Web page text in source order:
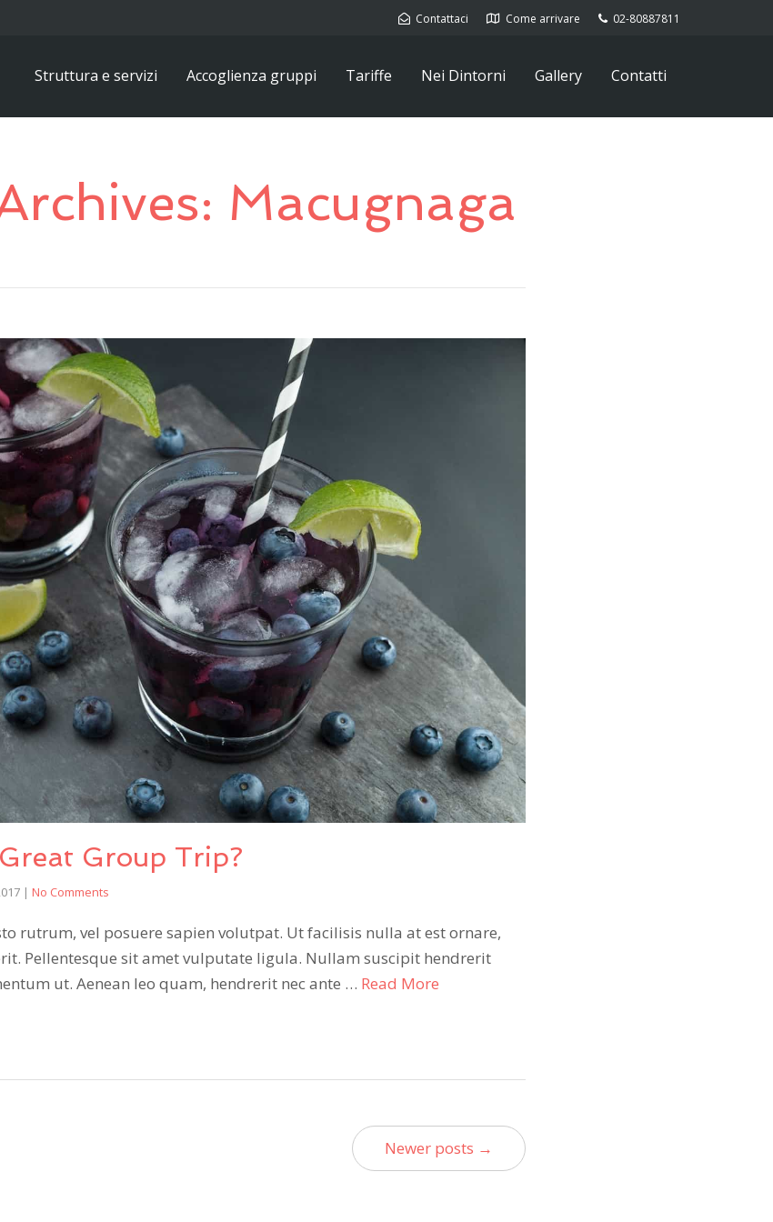
Contattaci Come arrivare 02-80887811
Struttura e servizi Accoglienza gruppi Tariffe Nei Dintorni Gallery Contatti
Macugnaga
Group Trip?
| No Comments
rutrum, vel posuere sapien volutpat. Ut facilisis nulla at est ornare,
Pellentesque sit amet vulputate ligula. Nullam suscipit hendrerit
ut. Aenean leo quam, hendrerit nec ante … Read More
Newer posts →